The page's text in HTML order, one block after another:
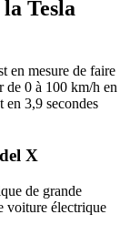
Tesla
en mesure de faire
de 0 à 100 km/h en
en 3,9 secondes
X
de grande
voiture électrique